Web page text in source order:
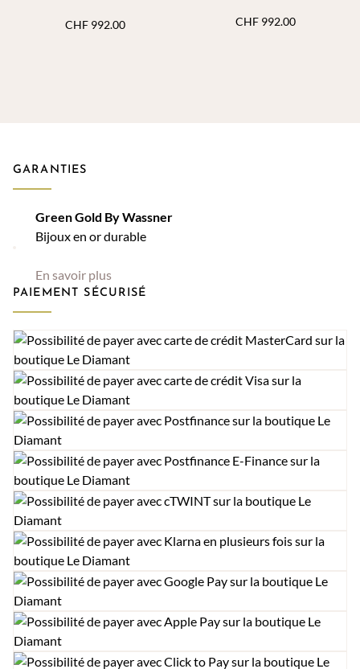
CHF992.00 CHF992.00
GARANTIES
Green Gold By Wassner
Bijoux en or durable
En savoir plus
PAIEMENT SÉCURISÉ